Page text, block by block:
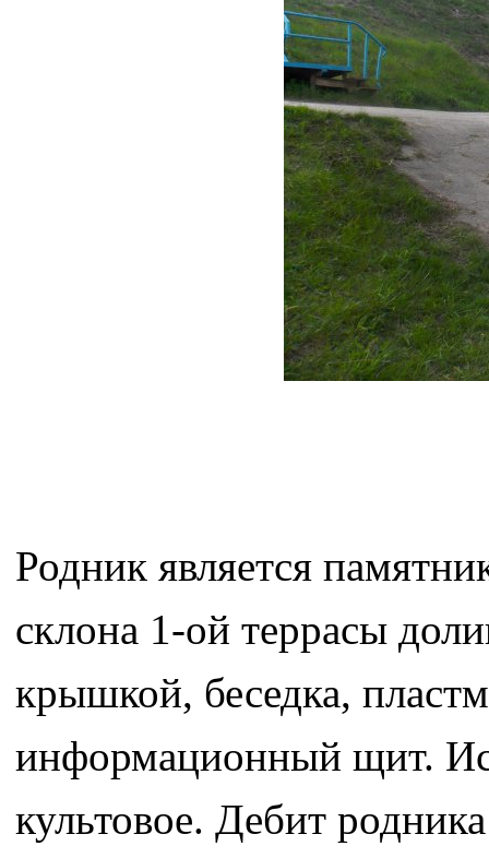
Родник является
склона 1-ой террасы
крышкой, беседка,
информационный щит.
культовое. Дебит